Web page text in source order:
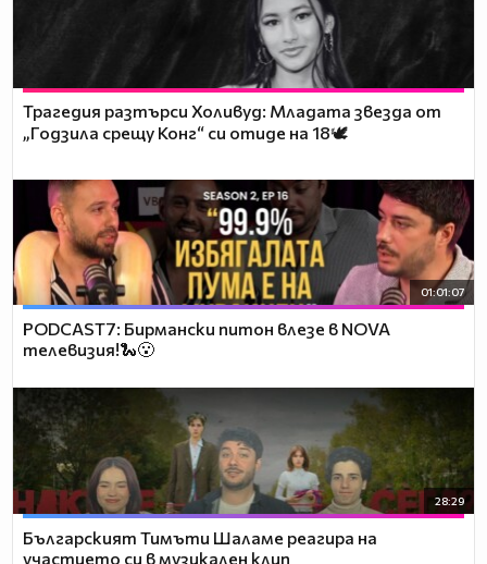
Трагедия разтърси Холивуд: Младата звезда от
„Годзила срещу Конг“ си отиде на 18🕊️
01:01:07
PODCAST7: Бирмански питон влезе в NOVA
телевизия!🐍😮
28:29
Българският Тимъти Шаламе реагира на
участието си в музикален клип